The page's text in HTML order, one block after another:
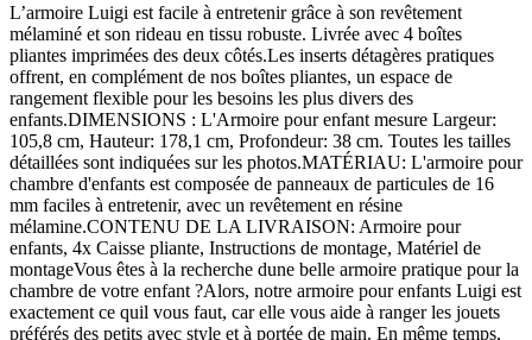
L’armoire Luigi est facile à entretenir grâce à son revêtement
mélaminé et son rideau en tissu robuste. Livrée avec 4 boîtes
pliantes imprimées des deux côtés.Les inserts détagères pratiques
offrent, en complément de nos boîtes pliantes, un espace de
rangement flexible pour les besoins les plus divers des
enfants.DIMENSIONS : L'Armoire pour enfant mesure Largeur:
105,8 cm, Hauteur: 178,1 cm, Profondeur: 38 cm. Toutes les tailles
détaillées sont indiquées sur les photos.MATÉRIAU: L'armoire pour
chambre d'enfants est composée de panneaux de particules de 16
mm faciles à entretenir, avec un revêtement en résine
mélamine.CONTENU DE LA LIVRAISON: Armoire pour
enfants, 4x Caisse pliante, Instructions de montage, Matériel de
montageVous êtes à la recherche dune belle armoire pratique pour la
chambre de votre enfant ?Alors, notre armoire pour enfants Luigi est
exactement ce quil vous faut, car elle vous aide à ranger les jouets
préférés des petits avec style et à portée de main. En même temps,